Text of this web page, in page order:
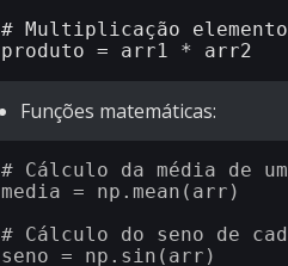
# Multiplicação
Funções matemáticas:
# Cálculo da média de
media = np.mean(arr)
# Cálculo do seno de